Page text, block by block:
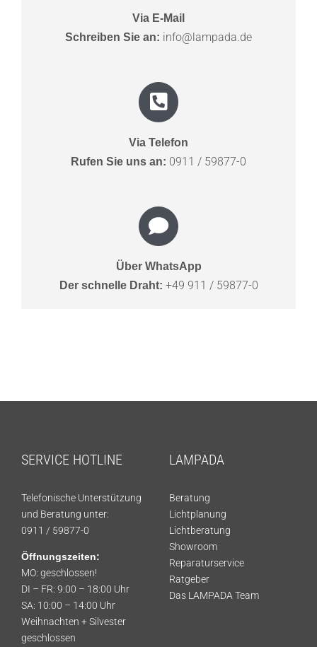
Via E-Mail
Schreiben Sie an: info@lampada.de
Via Telefon
Rufen Sie uns an: 0911 / 59877-0
Über WhatsApp
Der schnelle Draht: +49 911 / 59877-0
SERVICE HOTLINE
Telefonische Unterstützung
und Beratung unter:
0911 / 59877-0
Öffnungszeiten:
MO: geschlossen!
DI – FR: 9:00 – 18:00 Uhr
SA: 10:00 – 14:00 Uhr
Weihnachten + Silvester
geschlossen
LAMPADA
Beratung
Lichtplanung
Lichtberatung
Showroom
Reparaturservice
Ratgeber
Das LAMPADA Team